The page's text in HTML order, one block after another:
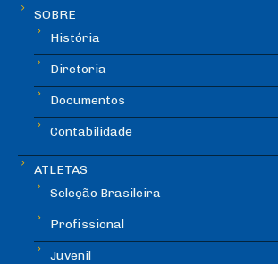
SOBRE
História
Diretoria
Documentos
Contabilidade
ATLETAS
Seleção Brasileira
Profissional
Juvenil